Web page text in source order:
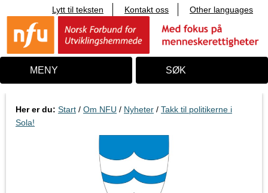
i
n
o
Lytt til teksten Kontakt oss Other languages
MENY SØK
Her er du: Start / Om NFU / Nyheter / Takk til politikerne i
Sola!